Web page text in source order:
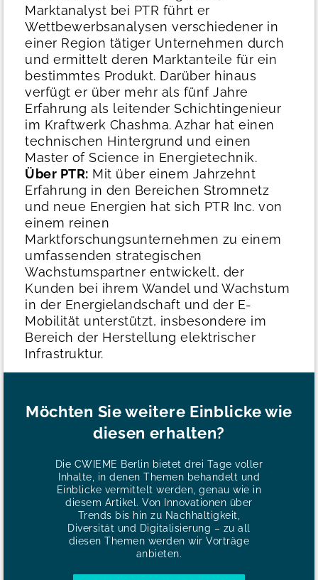
Marktanalyst bei PTR führt er
Wettbewerbsanalysen verschiedener in
einer Region tätiger Unternehmen durch
und ermittelt deren Marktanteile für ein
bestimmtes Produkt. Darüber hinaus
verfügt er über mehr als fünf Jahre
Erfahrung als leitender Schichtingenieur
im Kraftwerk Chashma. Azhar hat einen
technischen Hintergrund und einen
Master of Science in Energietechnik.
Über PTR: Mit über einem Jahrzehnt
Erfahrung in den Bereichen Stromnetz
und neue Energien hat sich PTR Inc. von
einem reinen
Marktforschungsunternehmen zu einem
umfassenden strategischen
Wachstumspartner entwickelt, der
Kunden bei ihrem Wandel und Wachstum
in der Energielandschaft und der E-
Mobilität unterstützt, insbesondere im
Bereich der Herstellung elektrischer
Infrastruktur.
Möchten Sie weitere Einblicke wie
diesen erhalten?
Die CWIEME Berlin bietet drei Tage voller
Inhalte, in denen Themen behandelt und
Einblicke vermittelt werden, genau wie in
diesem Artikel. Von Innovationen über
Trends bis hin zu Nachhaltigkeit,
Diversität und Digitalisierung – zu all
diesen Themen werden wir Vorträge
anbieten.